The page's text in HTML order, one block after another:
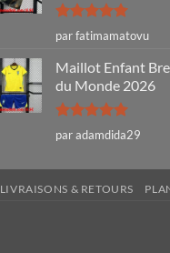
Note5sur
5
par fatimamatovu
Maillot Enfant
du Monde 2026
Note5sur
5
par adamdida29
LIVRAISONS & RETOURS